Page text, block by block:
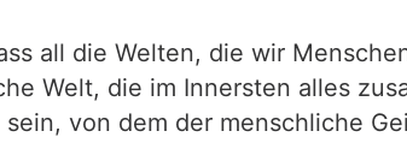
all die Welten, die wir
Welt, die im Innersten alles
von dem der menschliche